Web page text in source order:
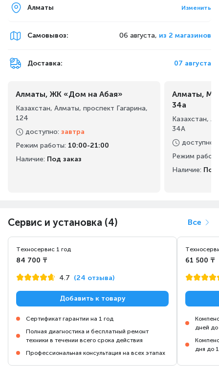
Алматы Изменить
Самовывоз: 06 августа, из 2 магазинов
Доставка: 07 августа
Алматы, ЖК «Дом на Абая»
Казахстан, Алматы, проспект Гагарина,
124
доступно: завтра
Режим работы: 10:00-21:00
Наличие: Под заказ
Алматы,
34а
Казахстан,
34А
доступно
Режим
Наличие: Под
Сервис и установка (4) Все
Техносервис 1 год
84 700 ₸
4.7 (24 отзыва)
Добавить к товару
Сертификат гарантии на 1 год
Полная диагностика и бесплатный ремонт
техники в течении всего срока действия
Профессиональная консультация на всех этапах
61 500 ₸
дней до
дня до